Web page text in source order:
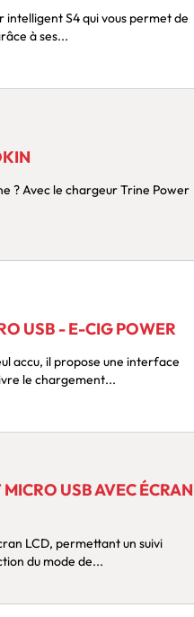
à ses...
USB - E-CIG POWER
le chargement...
USB AVEC ÉCRAN
du mode de...